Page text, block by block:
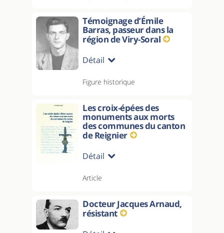
Témoignage d’Émile
Barras, passeur dans la
région de Viry-Soral
Détail
Figure historique
Les croix-épées des
monuments aux morts
des communes du canton
de Reignier
Détail
Article
Docteur Jacques Arnaud,
résistant